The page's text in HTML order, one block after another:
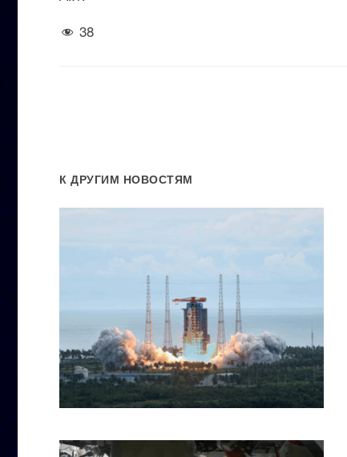
38
К ДРУГИМ НОВОСТЯМ